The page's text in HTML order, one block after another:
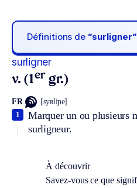
Définitions de “surligner“
surligner
v. (1er gr.)
FR [syʀliɲe]
Marquer un ou plusieurs
surligneur.
1
À découvrir
Savez-vous ce que